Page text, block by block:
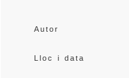
Autor
Lloc i data